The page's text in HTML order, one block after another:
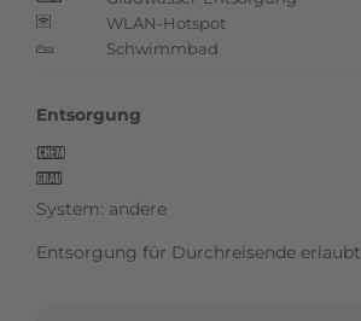
z WLAN-Hotspot
s Schwimmbad
Entsorgung
k
l
System: andere
Entsorgung für Durchreisende erlaubt